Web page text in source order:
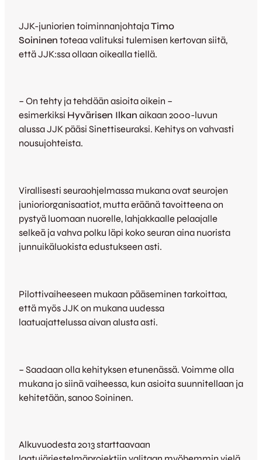
JJK-juniorien toiminnanjohtajaTimo
Soininen toteaa valituksi tulemisen kertovan siitä,
että JJK:ssa ollaan oikealla tiellä.
– On tehty ja tehdään asioita oikein –
esimerkiksi Hyvärisen Ilkan aikaan 2000-luvun
alussa JJK pääsi Sinettiseuraksi. Kehitys on vahvasti
nousujohteista.
Virallisesti seuraohjelmassa mukana ovat seurojen
junioriorganisaatiot, mutta eräänä tavoitteena on
pystyä luomaan nuorelle, lahjakkaalle pelaajalle
selkeä ja vahva polku läpi koko seuran aina nuorista
junnuikäluokista edustukseen asti.
Pilottivaiheeseen mukaan pääseminen tarkoittaa,
että myös JJK on mukana uudessa
laatuajattelussa aivan alusta asti.
– Saadaan olla kehityksen etunenässä. Voimme olla
mukana jo siinä vaiheessa, kun asioita suunnitellaan ja
kehitetään, sanoo Soininen.
Alkuvuodesta 2013 starttaavaan